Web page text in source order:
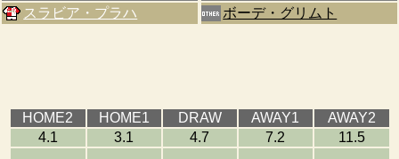
スラビア・プラハ
ボーデ・グリムト
HOME2 HOME1 DRAW AWAY1
AWAY2
4.1
3.1 4.7 7.2 11.5